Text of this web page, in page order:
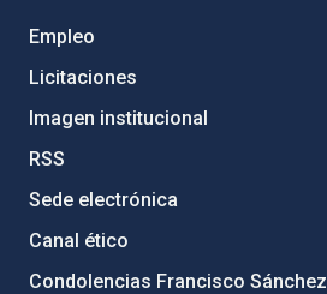
Empleo
Licitaciones
Imagen institucional
RSS
Sede electrónica
Canal ético
Condolencias Francisco Sánchez